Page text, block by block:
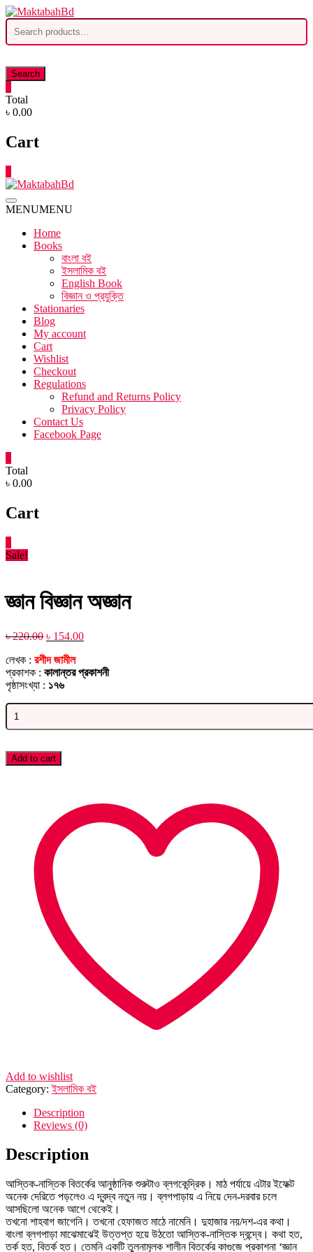
Skip
to
content
Search
for:
Search
Total
৳ 0.00
Cart
MENUMENU
Home
Books
বাংলা বই
ইসলামিক বই
English Book
বিজ্ঞান ও প্রযুক্তি
Stationaries
Blog
My account
Cart
Wishlist
Checkout
Regulations
Refund and Returns Policy
Privacy Policy
Contact Us
Facebook Page
Total
৳ 0.00
Cart
Sale!
জ্ঞান বিজ্ঞান অজ্ঞান
৳220.00 Original
was:
৳ 220.00.
৳ 154.00Current
৳ 154.00.
লেখক : রশীদ জামীল
প্রকাশক : কালান্তর প্রকাশনী
পৃষ্ঠাসংখ্যা : ১৭৬
জ্ঞান
বিজ্ঞান
অজ্ঞান
Add to cart
Add to wishlist
Category:ইসলামিক বই
Description
Reviews (0)
Description
আস্তিক-নাস্তিক বিতর্কের আনুষ্ঠানিক শুরুটাও ব্লগকেন্দ্রিক। মাঠ পর্যায়ে এটার ইফেক্ট
অনেক দেরিতে পড়লেও এ দ্বন্দ্ব নতুন নয়। ব্লগপাড়ায় এ নিয়ে দেন-দরবার চলে
আসছিলো অনেক আগে থেকেই।
তখনো শাহবাগ জাগেনি। তখনো হেফাজত মাঠে নামেনি। দুহাজার নয়/দশ-এর কথা।
বাংলা ব্লগপাড়া মাঝেমাঝেই উত্তপ্ত হয়ে উঠতো আস্তিক-নাস্তিক দ্বন্দ্বে। কথা হত,
তর্ক হত, বিতর্ক হত। তেমনি একটি তুলনামূলক শালীন বিতর্কের কাগুজে প্রকাশনা ‘জ্ঞান